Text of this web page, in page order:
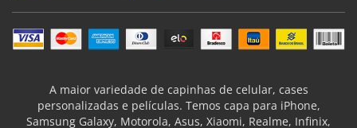
A maior variedade de capinhas de celular, cases
personalizadas e películas. Temos capa para iPhone,
Samsung Galaxy, Motorola, Asus, Xiaomi, Realme, Infinix,